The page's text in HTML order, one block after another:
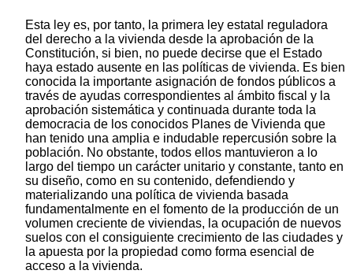
Esta ley es, por tanto, la primera ley estatal reguladora
del derecho a la vivienda desde la aprobación de la
Constitución, si bien, no puede decirse que el Estado
haya estado ausente en las políticas de vivienda. Es bien
conocida la importante asignación de fondos públicos a
través de ayudas correspondientes al ámbito fiscal y la
aprobación sistemática y continuada durante toda la
democracia de los conocidos Planes de Vivienda que
han tenido una amplia e indudable repercusión sobre la
población. No obstante, todos ellos mantuvieron a lo
largo del tiempo un carácter unitario y constante, tanto en
su diseño, como en su contenido, defendiendo y
materializando una política de vivienda basada
fundamentalmente en el fomento de la producción de un
volumen creciente de viviendas, la ocupación de nuevos
suelos con el consiguiente crecimiento de las ciudades y
la apuesta por la propiedad como forma esencial de
acceso a la vivienda.